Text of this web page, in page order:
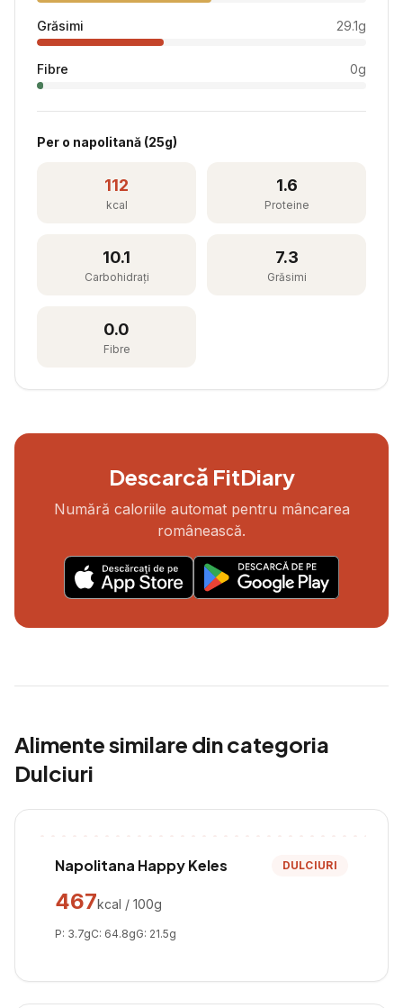
Grăsimi 29.1g
Fibre 0g
Per o napolitană (25g)
112
kcal
1.6
Proteine
10.1
Carbohidrați
7.3
Grăsimi
0.0
Fibre
Descarcă FitDiary
Numără caloriile automat pentru mâncarea
românească.
Alimente similare din categoria
Dulciuri
Napolitana Happy Keles DULCIURI
467kcal / 100g
P: 3.7gC: 64.8gG: 21.5g